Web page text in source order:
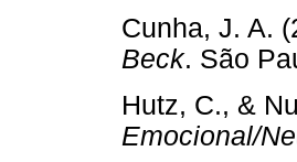
Cunha, J. A.
Beck. São
Hutz, C., &
Emocional/